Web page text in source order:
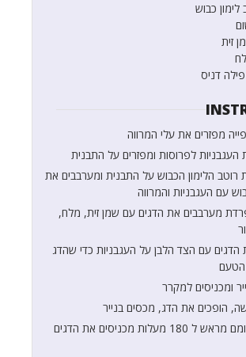
לימון כבוש
זית
פילה דניס
מפזרים את עלי המרווה
העגבניות לפרוסות ומפזרים על התבנית
רוטב הלימון הכבוש על התבנית ומערבבים את
עם העגבניות והמרווה
מערבבים את הדגים עם שמן זית, מלח,
הדגים עם הצד הלבן על העגבניות כדי שהדג
הטעם
ומכניסים למקרר
הופכים את הדג, מכסים בנייר
לתנור שחומם מראש ל 180 מעלות מכניסים את הדגים